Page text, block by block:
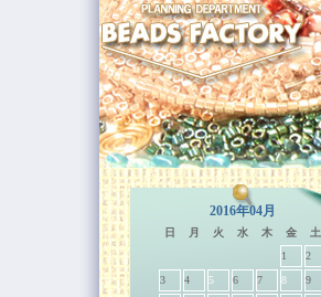
2016年04月
日 月 火 水 木 金
土
1
2
3
4 5 6 7 8
9